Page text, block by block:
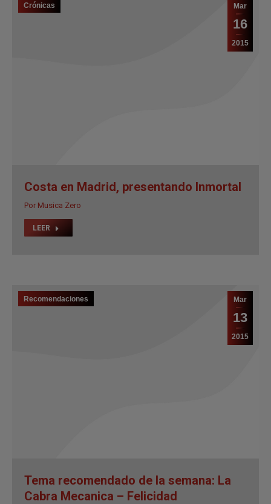
Mar
16
2015
Crónicas
Costa en Madrid, presentando Inmortal
Por Musica Zero
LEER
Mar
13
2015
Recomendaciones
Tema recomendado de la semana: La
Cabra Mecanica – Felicidad